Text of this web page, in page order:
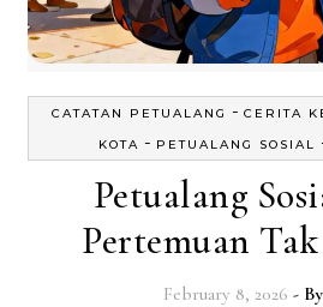
CATATAN PETUALANG - CERITA
KOTA - PETUALANG SOSIAL
Petualang
Pertemuan
February 8, 2026 - By